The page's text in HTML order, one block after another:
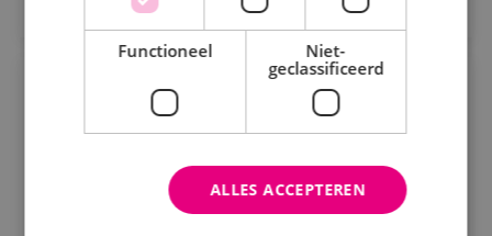
Fulltime
Parttime
MBO
Projectmanager elektrotechniek
Functioneel
Niet-
geclassificeerd
ALLES ACCEPTEREN